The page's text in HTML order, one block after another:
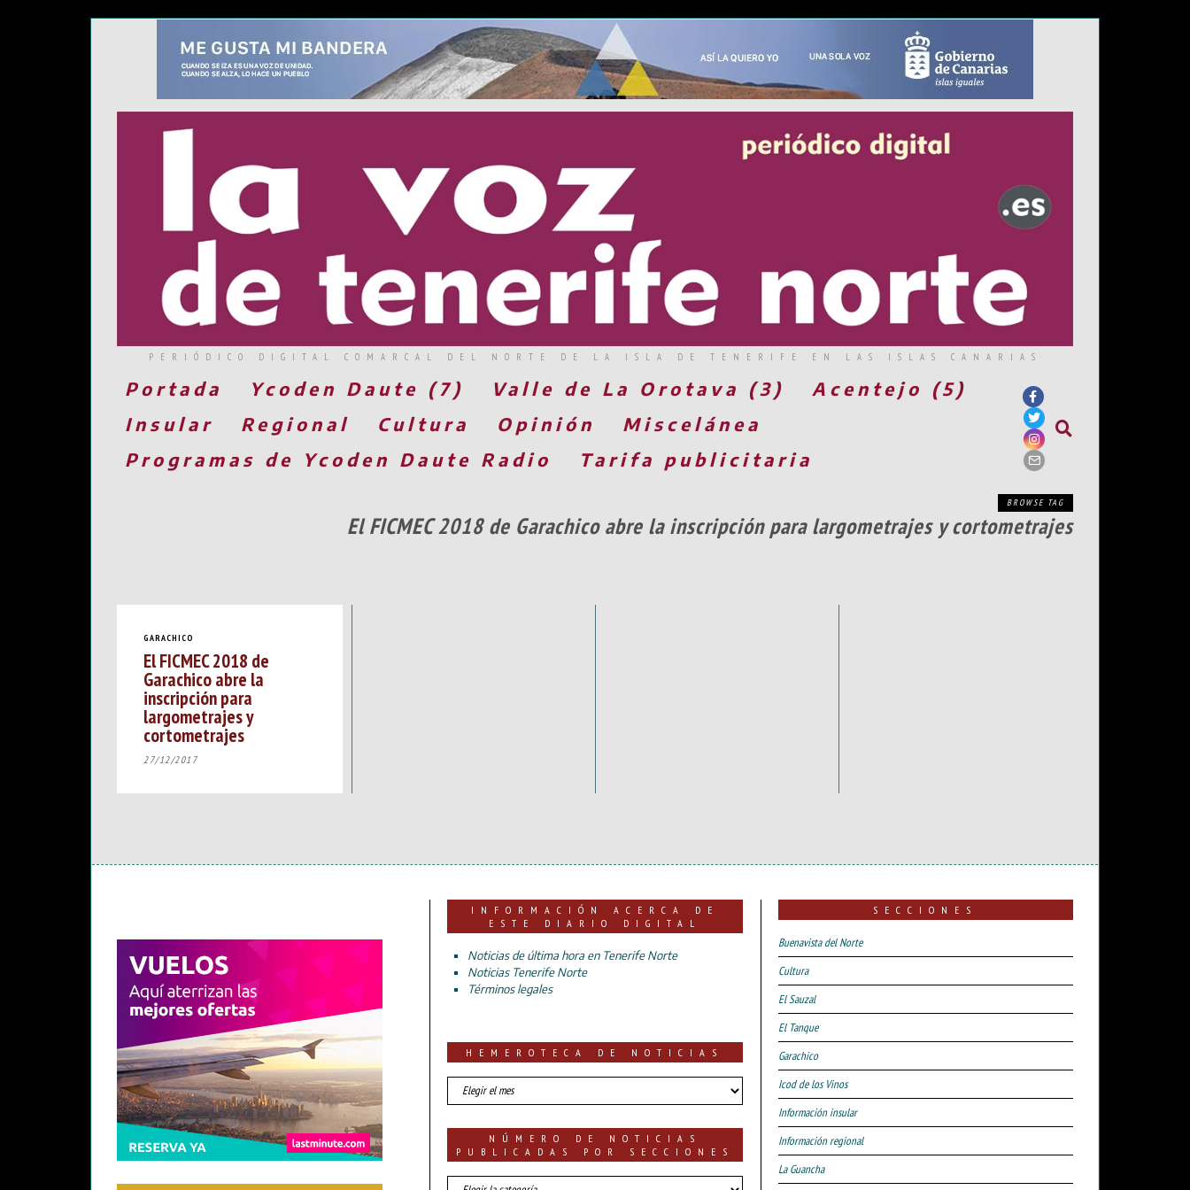
PERIÓDICO DIGITAL COMARCAL DEL NORTE DE LA ISLA DE TENERIFE EN LAS ISLAS CANARIAS
Portada Ycoden Daute (7) Valle de La Orotava (3)
Acentejo (5)
Insular
Regional Cultura Opinión
Miscelánea
Programas de Ycoden Daute Radio
Tarifa publicitaria
BROWSE TAG
El FICMEC 2018 de Garachico abre la inscripción para largometrajes y cortometrajes
GARACHICO
El FICMEC 2018 de
Garachico abre la
inscripción para
largometrajes y
cortometrajes
27/12/2017
INFORMACIÓN ACERCA DE
ESTE DIARIO DIGITAL
Noticias de última hora en Tenerife Norte
Noticias Tenerife Norte
Términos legales
HEMEROTECA DE NOTICIAS
HEMEROTECA
DE
NÚMERO DE NOTICIAS
PUBLICADAS POR SECCIONES
número
SECCIONES
Buenavista del Norte
Cultura
El Sauzal
El Tanque
Garachico
Icod de los Vinos
Información insular
Información regional
La Guancha